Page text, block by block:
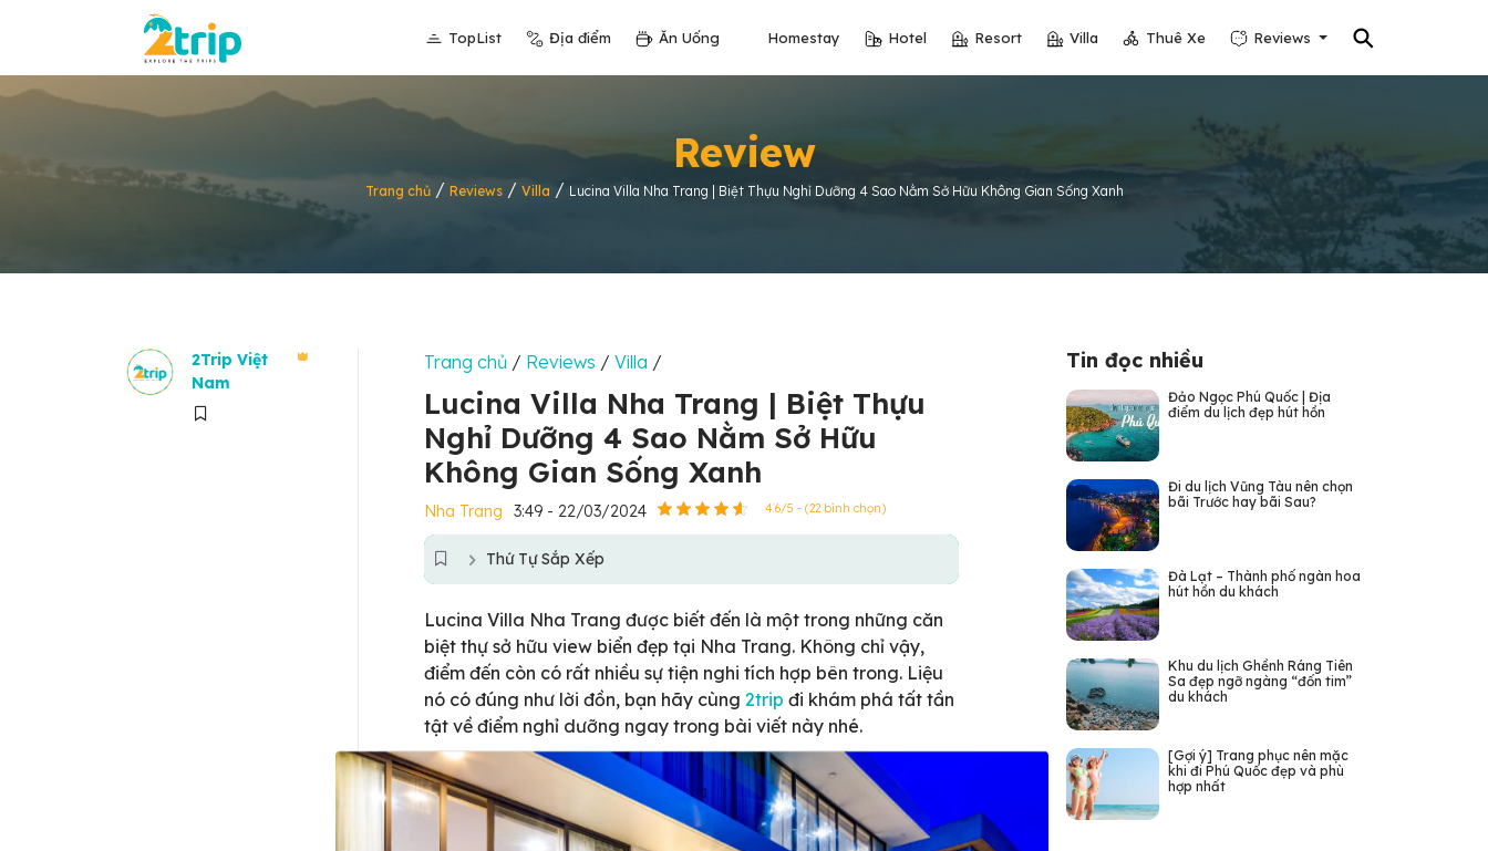
⚲
TopList Địa điểm Ăn Uống Homestay Hotel Resort Villa Thuê Xe Reviews
Review
Trang chủ/ Reviews/ Villa / Lucina Villa Nha Trang | Biệt Thựu Nghỉ Dưỡng 4 Sao Nằm Sở Hữu Không Gian Sống Xanh
2Trip Việt
Nam
Trang chủ / Reviews /Villa /
Lucina Villa Nha Trang | Biệt Thựu
Nghỉ Dưỡng 4 Sao Nằm Sở Hữu
Không Gian Sống Xanh
Nha Trang 3:49 - 22/03/2024 4.6/5 - (22 bình chọn)
Thứ Tự Sắp Xếp
Lucina Villa Nha Trang được biết đến là một trong những căn
biệt thự sở hữu view biển đẹp tại Nha Trang. Không chỉ vậy,
điểm đến còn có rất nhiều sự tiện nghi tích hợp bên trong. Liệu
nó có đúng như lời đồn, bạn hãy cùng2trip đi khám phá tất tần
tật về điểm nghỉ dưỡng ngay trong bài viết này nhé.
Tin đọc nhiều
Đảo Ngọc Phú Quốc | Địa
điểm du lịch đẹp hút hồn
Đi du lịch Vũng Tàu nên chọn
bãi Trước hay bãi Sau?
Đà Lạt – Thành phố ngàn hoa
hút hồn du khách
Khu du lịch Ghềnh Ráng Tiên
Sa đẹp ngỡ ngàng “đốn tim”
du khách
[Gợi ý] Trang phục nên mặc
khi đi Phú Quốc đẹp và phù
hợp nhất